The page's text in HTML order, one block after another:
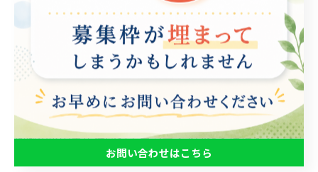
化する方法
近年、在宅での成長支援が注目されています。特に、就
労支援を必要とする方々にとって、安心感を持ちながら
成長を遂げることは重要です。地域とのつながりを強化
することが、その安心感を生む一つの方法です。まず、
地域の就労支援機関やボランティア団体と連携すること
で、自宅に居ながらもサポートを受けることができま
お問い合わせはこちら